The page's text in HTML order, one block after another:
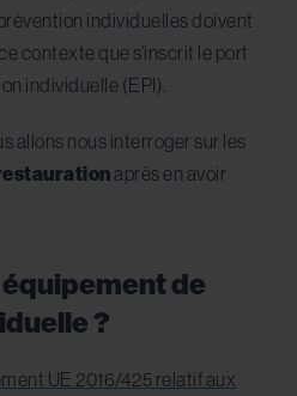
individuelles doivent
contexte que s’inscrit le port
individuelle (EPI).
allons nous interroger sur les
après en avoir
équipement de
?
UE 2016/425 relatif aux